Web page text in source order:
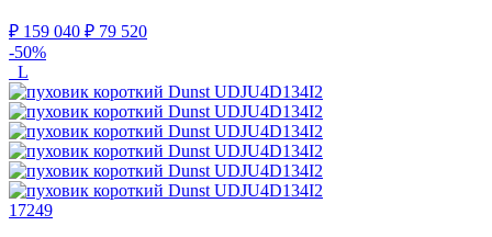
₽ 159 040 ₽ 79 520
-50%
L
17249